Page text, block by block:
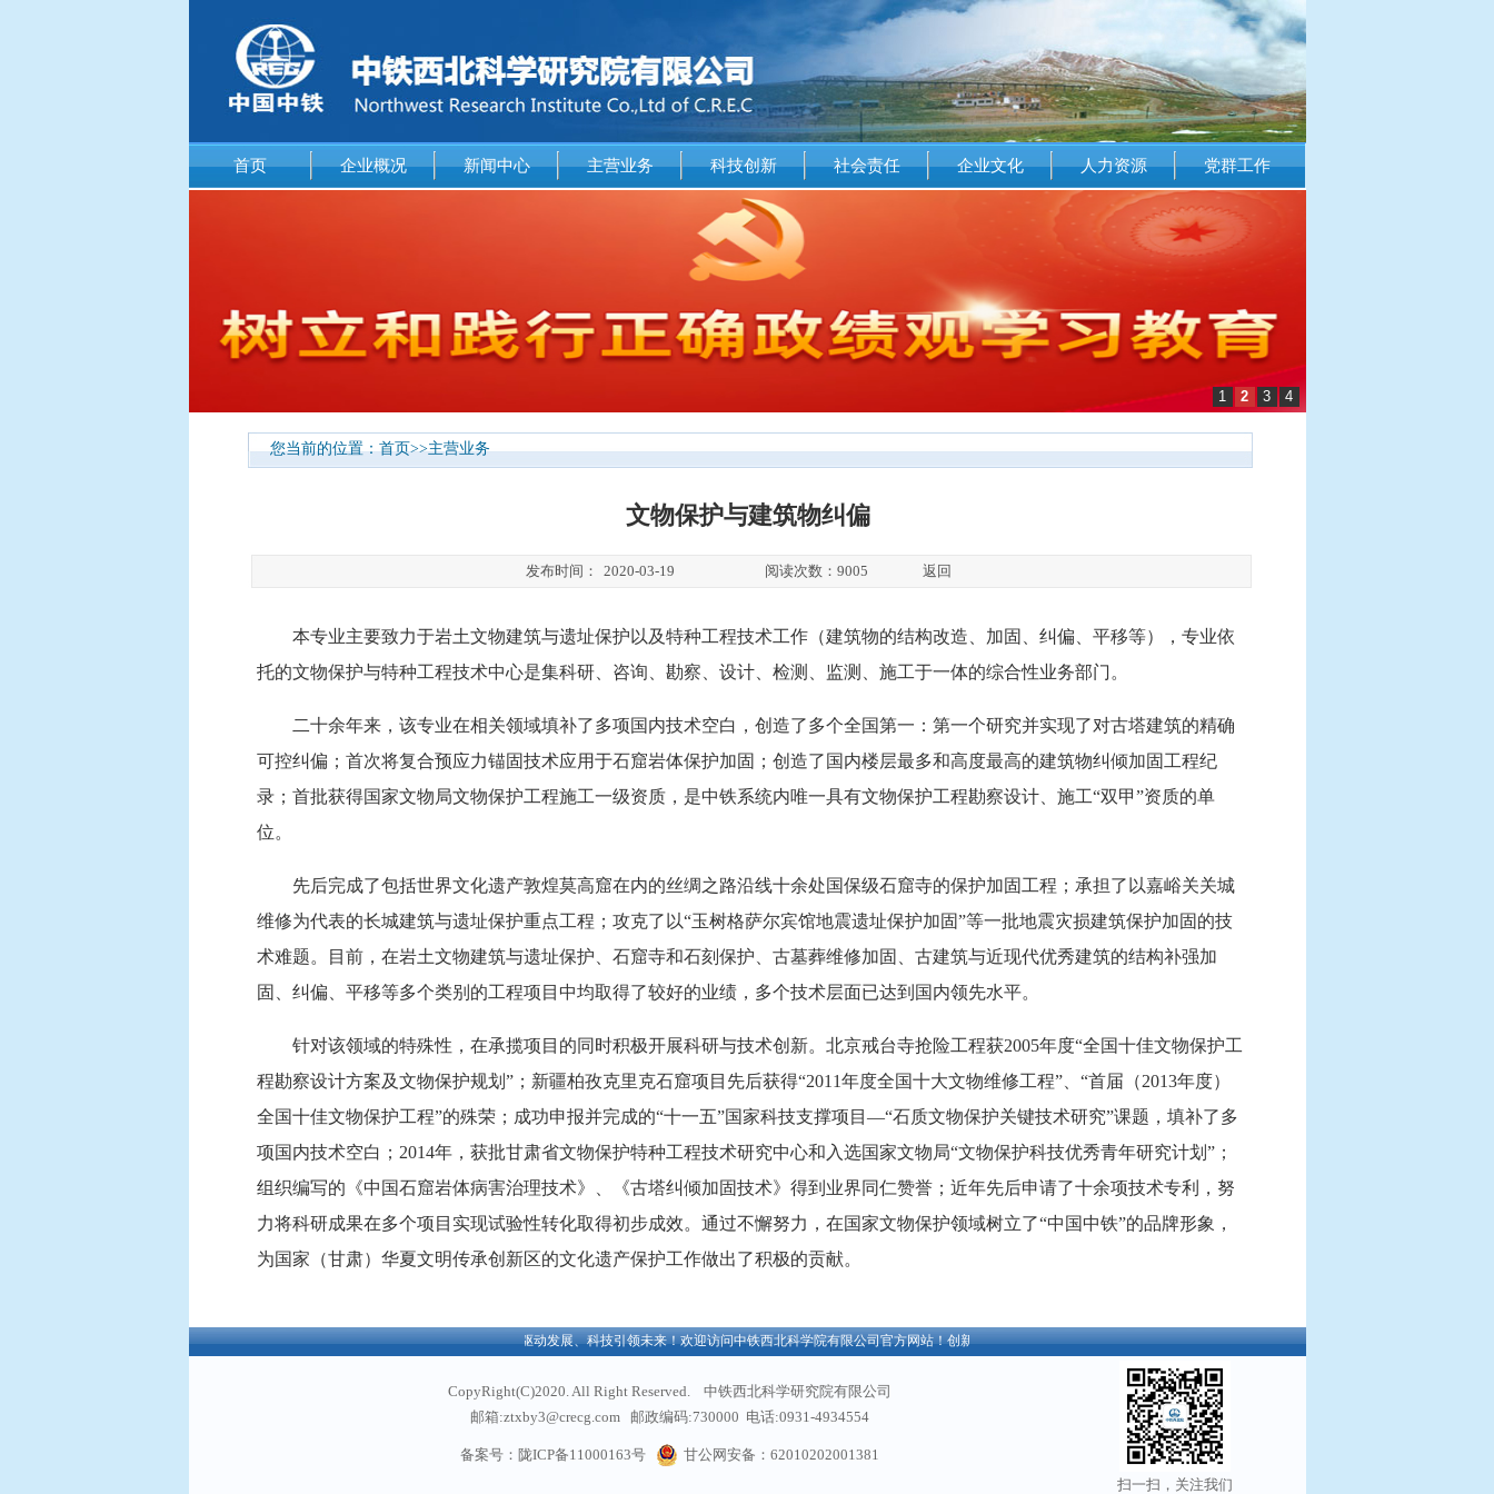
首页 企业概况 新闻中心 主营业务 科技创新 社会责任 企业文化 人力资源 党群工作
1 2 3 4
您当前的位置：首页>>主营业务
文物保护与建筑物纠偏
发布时间： 2020-03-19 阅读次数： 9005 返回
本专业主要致力于岩土文物建筑与遗址保护以及特种工程技术工作（建筑物的结构改造、加固、纠偏、平移等），专业依
托的文物保护与特种工程技术中心是集科研、咨询、勘察、设计、检测、监测、施工于一体的综合性业务部门。
二十余年来，该专业在相关领域填补了多项国内技术空白，创造了多个全国第一：第一个研究并实现了对古塔建筑的精确
可控纠偏；首次将复合预应力锚固技术应用于石窟岩体保护加固；创造了国内楼层最多和高度最高的建筑物纠倾加固工程纪
录；首批获得国家文物局文物保护工程施工一级资质，是中铁系统内唯一具有文物保护工程勘察设计、施工“双甲”资质的单
位。
先后完成了包括世界文化遗产敦煌莫高窟在内的丝绸之路沿线十余处国保级石窟寺的保护加固工程；承担了以嘉峪关关城
维修为代表的长城建筑与遗址保护重点工程；攻克了以“玉树格萨尔宾馆地震遗址保护加固”等一批地震灾损建筑保护加固的技
术难题。目前，在岩土文物建筑与遗址保护、石窟寺和石刻保护、古墓葬维修加固、古建筑与近现代优秀建筑的结构补强加
固、纠偏、平移等多个类别的工程项目中均取得了较好的业绩，多个技术层面已达到国内领先水平。
针对该领域的特殊性，在承揽项目的同时积极开展科研与技术创新。北京戒台寺抢险工程获2005年度“全国十佳文物保护工
程勘察设计方案及文物保护规划”；新疆柏孜克里克石窟项目先后获得“2011年度全国十大文物维修工程”、“首届（2013年度）
全国十佳文物保护工程”的殊荣；成功申报并完成的“十一五”国家科技支撑项目—“石质文物保护关键技术研究”课题，填补了多
项国内技术空白；2014年，获批甘肃省文物保护特种工程技术研究中心和入选国家文物局“文物保护科技优秀青年研究计划”；
组织编写的《中国石窟岩体病害治理技术》、《古塔纠倾加固技术》得到业界同仁赞誉；近年先后申请了十余项技术专利，努
力将科研成果在多个项目实现试验性转化取得初步成效。通过不懈努力，在国家文物保护领域树立了“中国中铁”的品牌形象，
为国家（甘肃）华夏文明传承创新区的文化遗产保护工作做出了积极的贡献。
欢迎访问中铁西北科学院有限公司官方网站！创新驱动发展、科技引领未来！欢迎访问中铁西北科学院有限公司官方网站！创新驱动发展、科技引领未来！
CopyRight(C)2020. All Right Reserved. 中铁西北科学研究院有限公司
邮箱:ztxby3@crecg.com 邮政编码:730000 电话:0931-4934554
通信地址: 甘肃省兰州市民主东路365号
备案号：陇ICP备11000163号
甘公网安备：62010202001381
扫一扫，关注我们